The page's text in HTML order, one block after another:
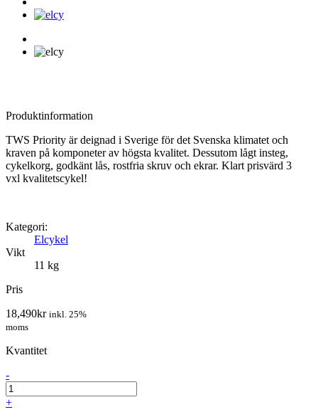
Produktinformation
TWS Priority är deignad i Sverige för det Svenska klimatet och
kraven på komponeter av högsta kvalitet. Dessutom lågt insteg,
cykelkorg, godkänt lås, rostfria skruv och ekrar. Klart prisvärd 3
vxl kvalitetscykel!
Kategori:
Elcykel
Vikt
11 kg
Pris
18,490kr inkl. 25%
moms
Kvantitet
-
+